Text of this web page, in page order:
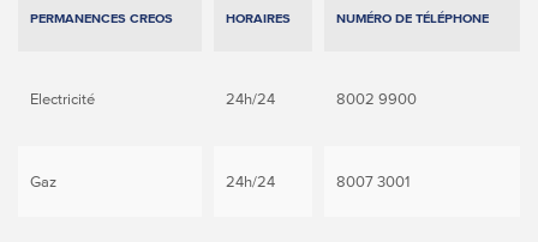
PERMANENCES CREOS HORAIRES NUMÉRO DE TÉLÉPHONE
Electricité 24h/24 8002 9900
Gaz 24h/24 8007 3001